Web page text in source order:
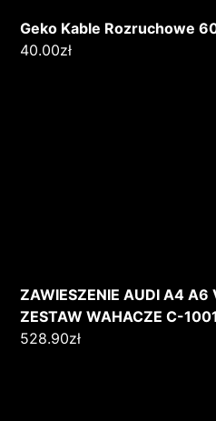
Geko Kable Rozruchowe
40.00zł
ZAWIESZENIE AUDI A4 A6
ZESTAW WAHACZE C-
528.90zł